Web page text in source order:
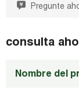
Pregunte
consulta